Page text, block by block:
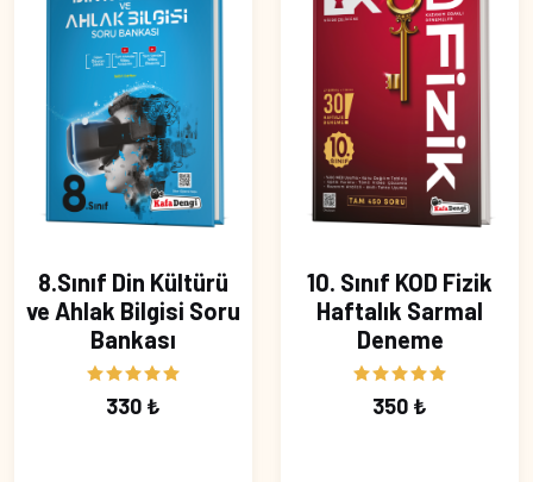
8.Sınıf Din Kültürü
ve Ahlak Bilgisi Soru
Bankası
330 ₺
10. Sınıf KOD Fizik
Haftalık Sarmal
Deneme
350 ₺